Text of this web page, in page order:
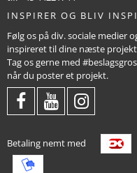
INSPIRER OG BLIV
Følg os på div. sociale medier
inspireret til dine næste
Tag os gerne med
når du poster et projekt.
Betaling nemt med